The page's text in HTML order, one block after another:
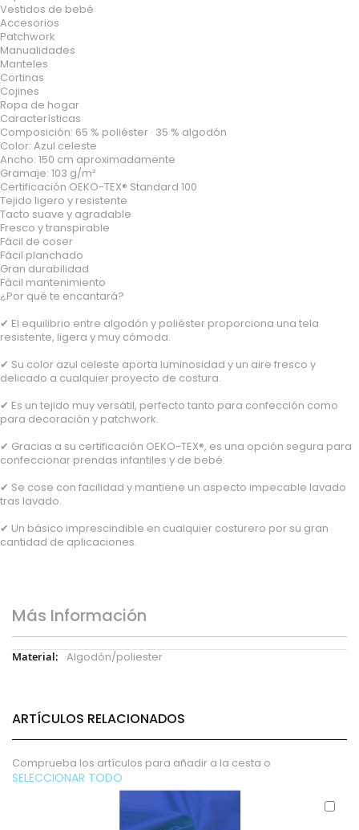
Vestidos de bebé
Accesorios
Patchwork
Manualidades
Manteles
Cortinas
Cojines
Ropa de hogar
Características
Composición: 65 % poliéster · 35 % algodón
Color: Azul celeste
Ancho: 150 cm aproximadamente
Gramaje: 103 g/m²
Certificación OEKO-TEX® Standard 100
Tejido ligero y resistente
Tacto suave y agradable
Fresco y transpirable
Fácil de coser
Fácil planchado
Gran durabilidad
Fácil mantenimiento
¿Por qué te encantará?
✔ El equilibrio entre algodón y poliéster proporciona una tela
resistente, ligera y muy cómoda.
✔ Su color azul celeste aporta luminosidad y un aire fresco y
delicado a cualquier proyecto de costura.
✔ Es un tejido muy versátil, perfecto tanto para confección como
para decoración y patchwork.
✔ Gracias a su certificación OEKO-TEX®, es una opción segura para
confeccionar prendas infantiles y de bebé.
✔ Se cose con facilidad y mantiene un aspecto impecable lavado
tras lavado.
✔ Un básico imprescindible en cualquier costurero por su gran
cantidad de aplicaciones.
Más Información
Más
Algodón/poliester
ARTÍCULOS RELACIONADOS
Comprueba los artículos para añadir a la cesta o
SELECCIONAR TODO